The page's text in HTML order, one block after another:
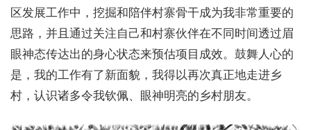
区发展工作中，挖掘和陪伴村寨骨干成为我非常重要的
思路，并且通过关注自己和村寨伙伴在不同时间透过眉
眼神态传达出的身心状态来预估项目成效。鼓舞人心的
是，我的工作有了新面貌，我得以再次真正地走进乡
村，认识诸多令我钦佩、眼神明亮的乡村朋友。